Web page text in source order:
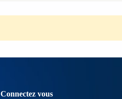
Connectez vous